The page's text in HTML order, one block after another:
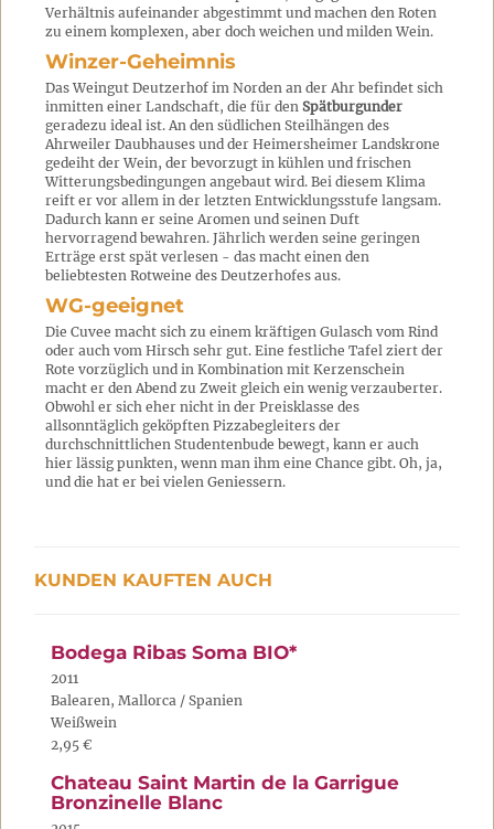
Verhältnis aufeinander abgestimmt und machen den Roten
zu einem komplexen, aber doch weichen und milden Wein.
Winzer-Geheimnis
Das Weingut Deutzerhof im Norden an der Ahr befindet sich
inmitten einer Landschaft, die für den Spätburgunder
geradezu ideal ist. An den südlichen Steilhängen des
Ahrweiler Daubhauses und der Heimersheimer Landskrone
gedeiht der Wein, der bevorzugt in kühlen und frischen
Witterungsbedingungen angebaut wird. Bei diesem Klima
reift er vor allem in der letzten Entwicklungsstufe langsam.
Dadurch kann er seine Aromen und seinen Duft
hervorragend bewahren. Jährlich werden seine geringen
Erträge erst spät verlesen - das macht einen den
beliebtesten Rotweine des Deutzerhofes aus.
WG-geeignet
Die Cuvee macht sich zu einem kräftigen Gulasch vom Rind
oder auch vom Hirsch sehr gut. Eine festliche Tafel ziert der
Rote vorzüglich und in Kombination mit Kerzenschein
macht er den Abend zu Zweit gleich ein wenig verzauberter.
Obwohl er sich eher nicht in der Preisklasse des
allsonntäglich geköpften Pizzabegleiters der
durchschnittlichen Studentenbude bewegt, kann er auch
hier lässig punkten, wenn man ihm eine Chance gibt. Oh, ja,
und die hat er bei vielen Geniessern.
KUNDEN KAUFTEN AUCH
Bodega Ribas Soma BIO*
2011
Balearen, Mallorca / Spanien
Weißwein
2,95 €
Chateau Saint Martin de la Garrigue
Bronzinelle Blanc